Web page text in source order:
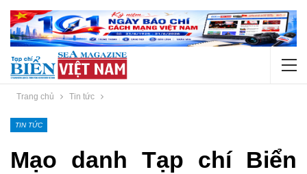
Trang chủ Tin tức
TIN TỨC
Mạo danh Tạp chí Biển